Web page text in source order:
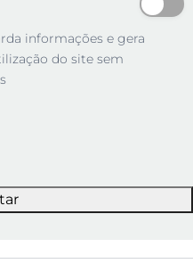
informações e gera
do site sem